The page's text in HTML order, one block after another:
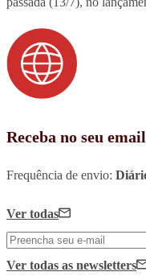
Receba no seu
Frequência de envio:
Ver todas
Ver todas as newsletters